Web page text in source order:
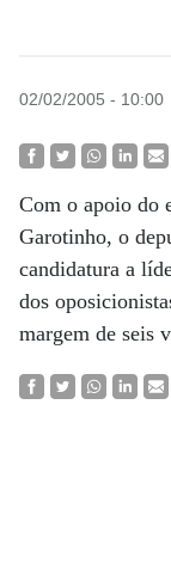
02/02/2005 - 10:00
Com o apoio do
Garotinho, o
candidatura a
dos
margem de seis